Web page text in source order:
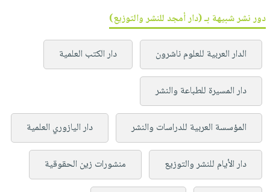
دور نشر شبيهة بـ (دار أمجد للنشر والتوزيع)
الدار العربية للعلوم ناشرون دار الكتب العلمية
دار المسيرة للطباعة والنشر
المؤسسة العربية للدراسات والنشر دار اليازوري العلمية
دار الأيام للنشر والتوزيع منشورات زين الحقوقية